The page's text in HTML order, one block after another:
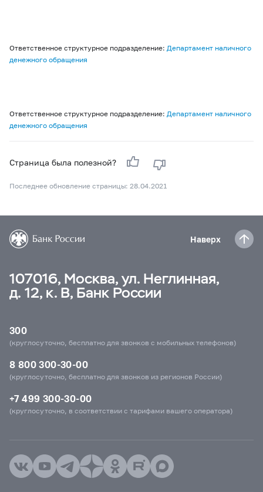
Ответственное структурное подразделение: Департамент наличного
денежного обращения
Ответственное структурное подразделение: Департамент наличного
денежного обращения
Страница была полезной?
Последнее обновление страницы: 28.04.2021
Наверх
107016, Москва, ул. Неглинная,
д. 12, к. В, Банк России
300
(круглосуточно, бесплатно для звонков с мобильных телефонов)
8 800 300-30-00
(круглосуточно, бесплатно для звонков из регионов России)
+7 499 300-30-00
(круглосуточно, в соответствии с тарифами вашего оператора)